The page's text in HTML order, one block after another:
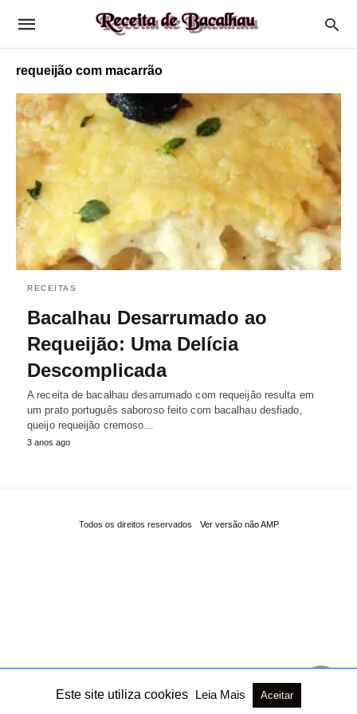
requeijão com macarrão
RECEITAS
Bacalhau Desarrumado ao
Requeijão: Uma Delícia
Descomplicada
A receita de bacalhau desarrumado com requeijão resulta em
um prato português saboroso feito com bacalhau desfiado,
queijo requeijão cremoso…
3 anos ago
Todos os direitos reservados Ver versão não AMP
Este site utiliza cookies Leia Mais Aceitar